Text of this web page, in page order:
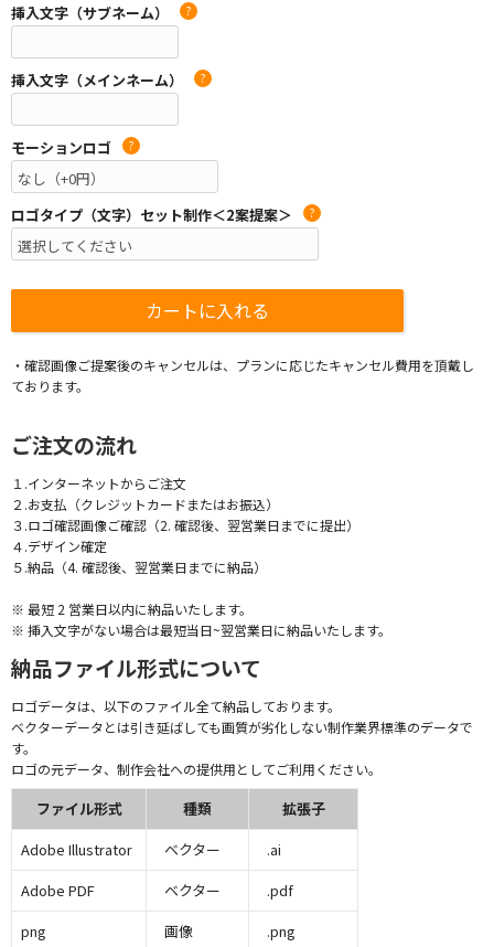
挿入文字（サブネーム） ?
挿入文字（メインネーム） ?
モーションロゴ ?
ロゴタイプ（文字）セット制作＜2案提案＞ ?
・確認画像ご提案後のキャンセルは、プランに応じたキャンセル費用を頂戴し
ております。
ご注文の流れ
１.インターネットからご注文
２.お支払（クレジットカードまたはお振込）
３.ロゴ確認画像ご確認（2. 確認後、翌営業日までに提出）
４.デザイン確定
５.納品（4. 確認後、翌営業日までに納品）
※ 最短 2 営業日以内に納品いたします。
※ 挿入文字がない場合は最短当日~翌営業日に納品いたします。
納品ファイル形式について
ロゴデータは、以下のファイル全て納品しております。
ベクターデータとは引き延ばしても画質が劣化しない制作業界標準のデータで
す。
ロゴの元データ、制作会社への提供用としてご利用ください。
ファイル形式 種類
拡張子
Adobe Illustrator
ベクター
.ai
Adobe PDF
ベクター
.pdf
png
画像
.png